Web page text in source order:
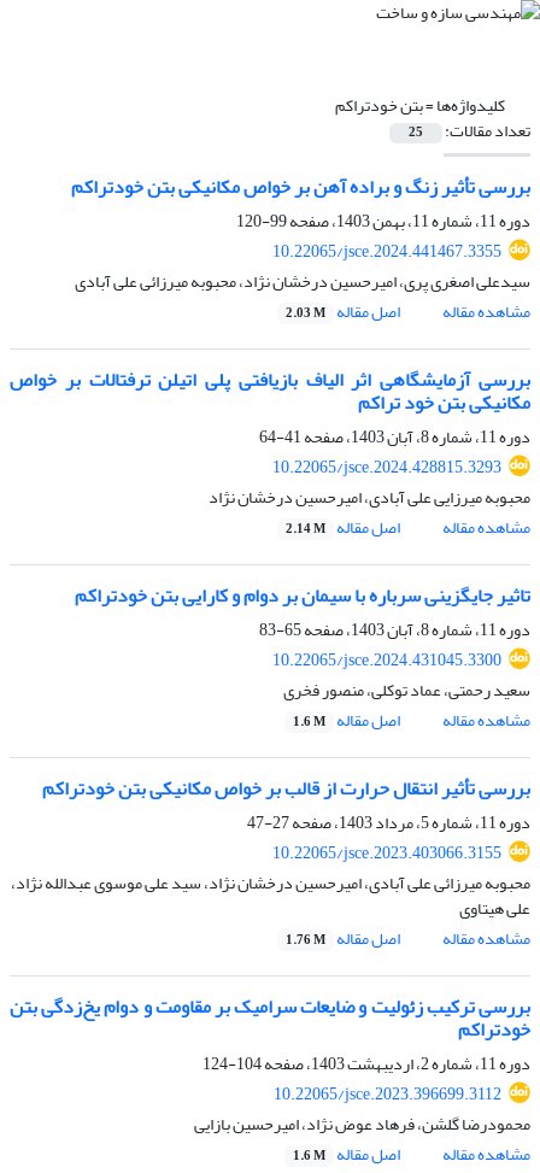
کلیدواژه‌ها =بتن خودتراکم
تعداد مقالات: 25
بررسی تأثیر زنگ و براده آهن بر خواص مکانیکی بتن خودتراکم
دوره 11، شماره 11، بهمن 1403، صفحه
99-120
10.22065/jsce.2024.441467.3355
سیدعلی اصغری پری، امیرحسین درخشان نژاد، محبوبه میرزائی علی آبادی
مشاهده مقاله
اصل مقاله 2.03 M
بررسی آزمایشگاهی اثر الیاف بازیافتی پلی اتیلن ترفتالات بر خواص
مکانیکی بتن خود تراکم
دوره 11، شماره 8، آبان 1403، صفحه
41-64
10.22065/jsce.2024.428815.3293
محبوبه میرزایی علی آبادی، امیرحسین درخشان نژاد
مشاهده مقاله
اصل مقاله 2.14 M
تاثیر جایگزینی سرباره با سیمان بر دوام و کارایی بتن خودتراکم
دوره 11، شماره 8، آبان 1403، صفحه
65-83
10.22065/jsce.2024.431045.3300
سعید رحمتی، عماد توکلی، منصور فخری
مشاهده مقاله
اصل مقاله 1.6 M
بررسی تأثیر انتقال حرارت از قالب بر خواص مکانیکی بتن خود‌تراکم
دوره 11، شماره 5، مرداد 1403، صفحه
27-47
10.22065/jsce.2023.403066.3155
محبوبه میرزائی علی آبادی، امیرحسین درخشان نژاد، سید علی موسوی عبدالله نژاد،
علی هیتاوی
مشاهده مقاله
اصل مقاله 1.76 M
بررسی ترکیب زئولیت و ضایعات سرامیک بر مقاومت و دوام یخ‌زدگی بتن
خودتراکم
دوره 11، شماره 2، اردیبهشت 1403، صفحه
104-124
10.22065/jsce.2023.396699.3112
محمودرضا گلشن، فرهاد عوض نژاد، امیرحسین بازایی
مشاهده مقاله
اصل مقاله 1.6 M